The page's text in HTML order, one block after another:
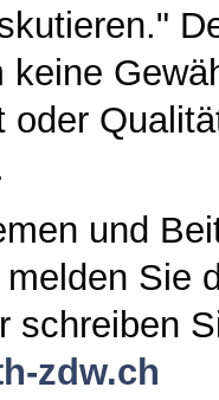
keine
oder
und
Sie
schreiben
zdw.ch